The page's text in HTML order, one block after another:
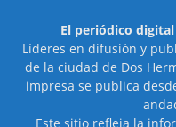
El periódico
Líderes en difusión y
de la ciudad de Dos
impresa se publica
Este sitio refleja la